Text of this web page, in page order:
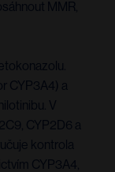
MMR,
CYP3A4) a
V
CYP2D6 a
kontrola
CYP3A4,